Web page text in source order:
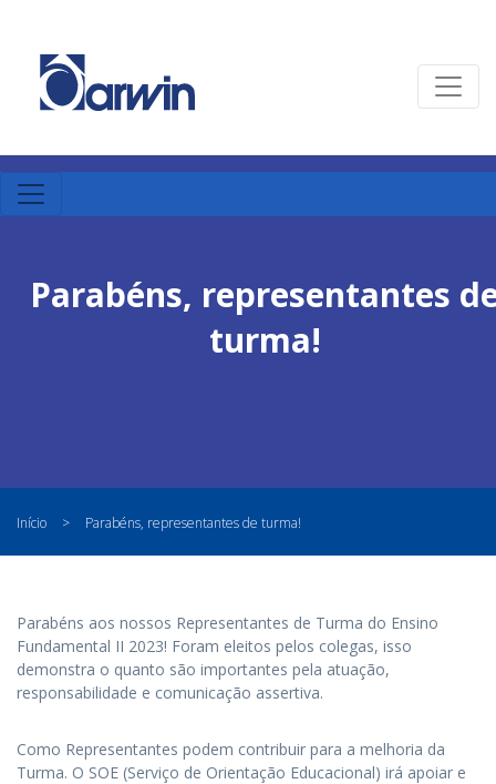
Parabéns, representantes
turma!
Início > Parabéns, representantes de turma!
Parabéns aos nossos Representantes de Turma do Ensino
Fundamental II 2023! Foram eleitos pelos colegas, isso
demonstra o quanto são importantes pela atuação,
responsabilidade e comunicação assertiva.
Como Representantes podem contribuir para a melhoria da
Turma. O SOE (Serviço de Orientação Educacional) irá apoiar e